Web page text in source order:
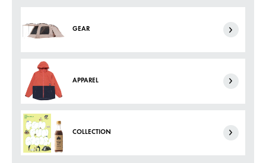
GEAR
APPAREL
COLLECTION